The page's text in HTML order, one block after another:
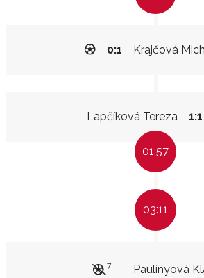
Krajčová
0:1
Lapčíková Tereza 1:1
01:57
03:11
Paulínyová
7